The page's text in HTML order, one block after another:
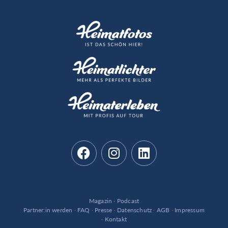
Magazin · Podcast
Partner:in werden · FAQ · Presse · Datenschutz · AGB · Impressum
· Kontakt